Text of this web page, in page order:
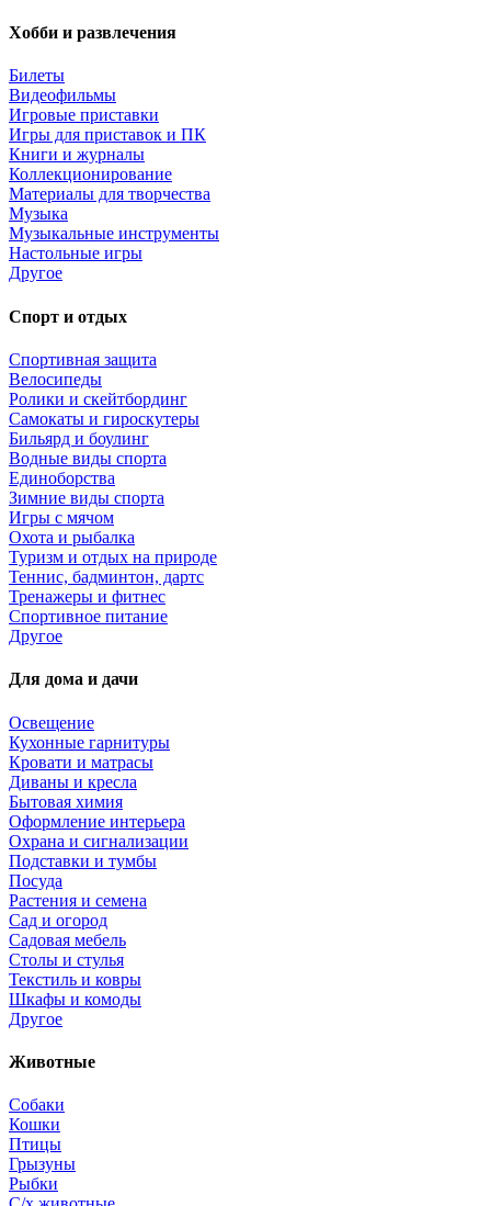
Хобби и развлечения
Билеты
Видеофильмы
Игровые приставки
Игры для приставок и ПК
Книги и журналы
Коллекционирование
Материалы для творчества
Музыка
Музыкальные инструменты
Настольные игры
Другое
Спорт и отдых
Спортивная защита
Велосипеды
Ролики и скейтбординг
Самокаты и гироскутеры
Бильярд и боулинг
Водные виды спорта
Единоборства
Зимние виды спорта
Игры с мячом
Охота и рыбалка
Туризм и отдых на природе
Теннис, бадминтон, дартс
Тренажеры и фитнес
Спортивное питание
Другое
Для дома и дачи
Освещение
Кухонные гарнитуры
Кровати и матрасы
Диваны и кресла
Бытовая химия
Оформление интерьера
Охрана и сигнализации
Подставки и тумбы
Посуда
Растения и семена
Сад и огород
Садовая мебель
Столы и стулья
Текстиль и ковры
Шкафы и комоды
Другое
Животные
Собаки
Кошки
Птицы
Грызуны
Рыбки